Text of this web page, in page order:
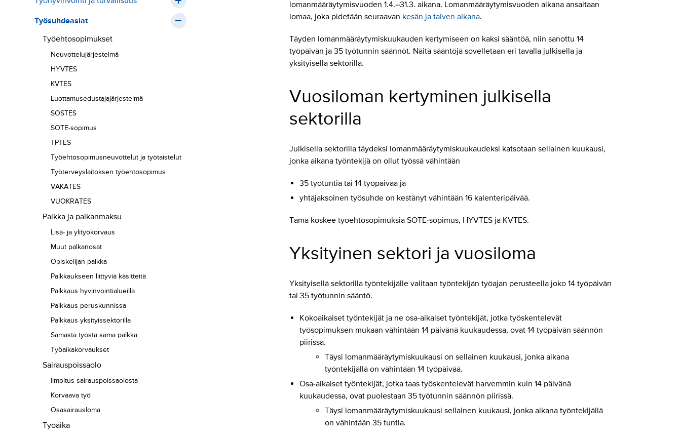
Työsuhdeasiat
Työehtosopimukset
Neuvottelujärjestelmä
HYVTES
KVTES
Luottamusedustajajärjestelmä
SOSTES
SOTE-sopimus
TPTES
Työehtosopimus­neuvottelut ja työtaistelut
Työterveyslaitoksen työehtosopimus
VAKATES
VUOKRATES
Palkka ja palkanmaksu
Lisä- ja ylityökorvaus
Muut palkanosat
Opiskelijan palkka
Palkkaukseen liittyviä käsitteitä
Palkkaus hyvinvointialueilla
Palkkaus peruskunnissa
Palkkaus yksityissektorilla
Samasta työstä sama palkka
Työaikakorvaukset
Sairauspoissaolo
Ilmoitus sairauspoissaolosta
Korvaava työ
Osasairausloma
Työaika
lomanmääräytymisvuoden 1.4.–31.3. aikana. Lomanmääräytymisvuoden aikana ansaitaan
lomaa, joka pidetään seuraavan kesän ja talven aikana.
Täyden lomanmääräytymiskuukauden kertymiseen on kaksi sääntöä, niin sanottu 14
työpäivän ja 35 työtunnin säännöt. Näitä sääntöjä sovelletaan eri tavalla julkisella ja
yksityisellä sektorilla.
Vuosiloman kertyminen julkisella
sektorilla
Julkisella sektorilla täydeksi lomanmääräytymiskuukaudeksi katsotaan sellainen kuukausi,
jonka aikana työntekijä on ollut työssä vähintään
35 työtuntia tai 14 työpäivää ja
yhtäjaksoinen työsuhde on kestänyt vähintään 16 kalenteripäivää.
Tämä koskee työehtosopimuksia SOTE-sopimus, HYVTES ja KVTES.
Yksityinen sektori ja vuosiloma
Yksityisellä sektorilla työntekijälle valitaan työntekijän työajan perusteella joko 14 työpäivän
tai 35 työtunnin sääntö.
Kokoaikaiset työntekijät ja ne osa-aikaiset työntekijät, jotka työskentelevät
työsopimuksen mukaan vähintään 14 päivänä kuukaudessa, ovat 14 työpäivän säännön
piirissä.
Täysi lomanmääräytymiskuukausi on sellainen kuukausi, jonka aikana
työntekijällä on vähintään 14 työpäivää.
Osa-aikaiset työntekijät, jotka taas työskentelevät harvemmin kuin 14 päivänä
kuukaudessa, ovat puolestaan 35 työtunnin säännön piirissä.
Täysi lomanmääräytymiskuukausi sellainen kuukausi, jonka aikana työntekijällä
on vähintään 35 tuntia.